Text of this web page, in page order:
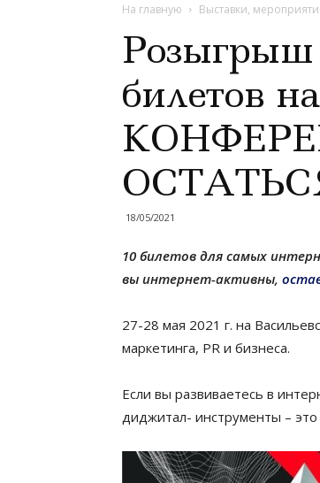
На главную Выставки,
Розыгрыш
билетов
18/05/2021
10 билетов для самых
вы интернет-активны,
27-28 мая 2021 г. на
маркетинга, PR и бизнеса.
Если вы развиваетесь в
диджитал- инструменты – это